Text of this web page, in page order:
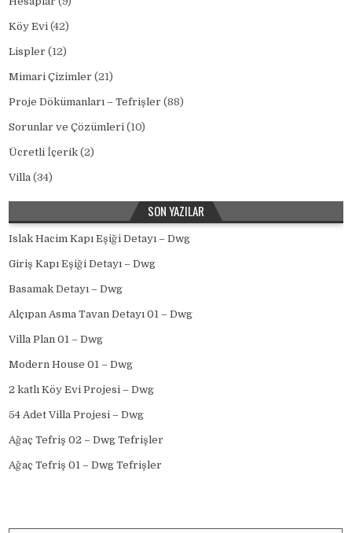
Köy Evi (42)
Lispler (12)
Mimari Çizimler (21)
Proje Dökümanları – Tefrişler (88)
Sorunlar ve Çözümleri (10)
Ücretli İçerik (2)
Villa (34)
SON YAZILAR
Islak Hacim Kapı Eşiği Detayı – Dwg
Giriş Kapı Eşiği Detayı – Dwg
Basamak Detayı – Dwg
Alçıpan Asma Tavan Detayı 01 – Dwg
Villa Plan 01 – Dwg
Modern House 01 – Dwg
2 katlı Köy Evi Projesi – Dwg
54 Adet Villa Projesi – Dwg
Ağaç Tefriş 02 – Dwg Tefrişler
Ağaç Tefriş 01 – Dwg Tefrişler